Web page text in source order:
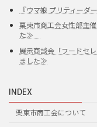
『ウマ娘 プリティーダ
栗東市商工会女性部主
た≫
展示商談会「フードセ
ました≫
INDEX
栗東市商工会について